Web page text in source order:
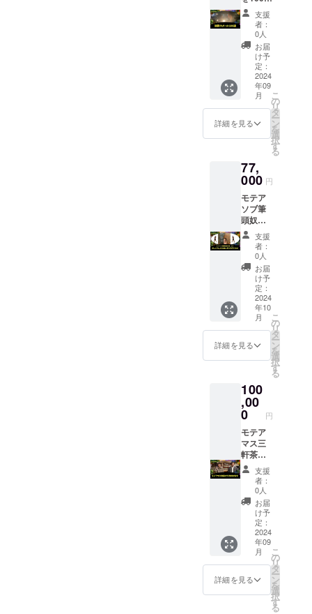
て、ゆ
うこ同
窓会に
参加し
たゆう
こは、
いつで
もアー
バン
ジャン
グルに
ように
なりま
す。
【概
要】 ■
日付
ゆうこ
達と相
談しま
す ■時
間 ゆ
うこ達
と相談
します
■持物
昔の思
い出の
2025年
12月末
日
お送り
しま
す。 心
のこ
もった
謝罪の
メール
を100通
お送り
しま
す。謝
罪内容
は全て
ます。
支援
者：
0人
お届
け予
定：
2024
年09
月
詳細を見る
こ
の
リ
タ
ー
ン
を
選
択
す
る
77,
000 円
モテア
ソブ筆
頭奴隷
の僕、
ぞのが
げんご
さんの
ために
何でも
やりま
す 1日
だけあ
なたの
好きな
ように
好きな
好きな
だけし
てくだ
さい。
何して
も大丈
夫で
す。ほ
んと
に、ほ
んとに
何して
も大丈
夫です
よ。 痛
みにも
ある程
度耐え
ます。
全身が
支援
者：
0人
お届
け予
定：
2024
年10
月
詳細を見る
こ
の
リ
タ
ー
ン
を
選
択
す
る
100
,00
0 円
モテア
マス三
軒茶屋
を命懸
けでお
片付け
します
アーバ
ンジャ
ングル
メン
バーが
総出動
して、
モテア
マス三
支援
者：
0人
お届
け予
定：
2024
年09
月
詳細を見る
こ
の
リ
タ
ー
ン
を
選
択
す
る